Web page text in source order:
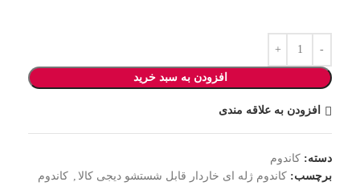
افزودن به سبد خرید
افزودن به علاقه مندی
دسته: کاندوم
برچسب: کاندوم ژله ای خاردار قابل شستشو دیجی کالا
کاندوم